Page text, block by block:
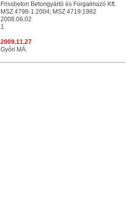
Frissbeton Betongyártó és Forgalmazó Kft.
MSZ 4798-1:2004; MSZ 4719:1982
2008.06.02
1
2009.11.27
Győri MÁ.